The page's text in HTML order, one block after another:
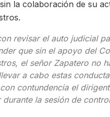
la colaboración de su
revisar el auto judicial
que sin el apoyo del
el señor Zapatero no
a cabo estas
contundencia el
durante la sesión de